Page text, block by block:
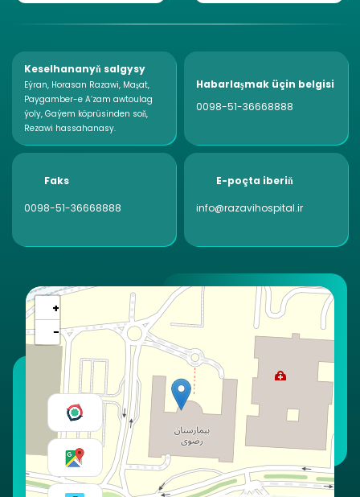
Keselhananyň salgysy
Eýran, Horasan Razawi, Maşat,
Paygamber-e A‘zam awtoulag
ýoly, Gaýem köprüsinden soň,
Rezawi hassahanasy.
Habarlaşmak üçin belgisi
0098-51-36668888
Faks
0098-51-36668888
E-poçta iberiň
info@razavihospital.ir
+
−